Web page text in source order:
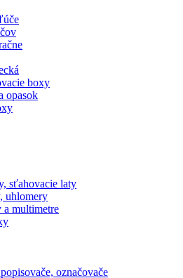
boxy
opasok
sťahovacie laty
uhlomery
a multimetre
označovače